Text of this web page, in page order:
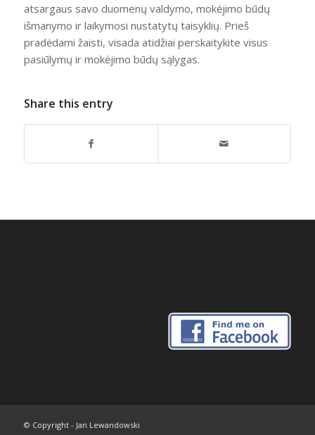
atsargaus savo duomenų valdymo, mokėjimo būdų
išmanymo ir laikymosi nustatytų taisyklių. Prieš
pradėdami žaisti, visada atidžiai perskaitykite visus
pasiūlymų ir mokėjimo būdų sąlygas.
Share this entry
© Copyright - Jan Lewandowski